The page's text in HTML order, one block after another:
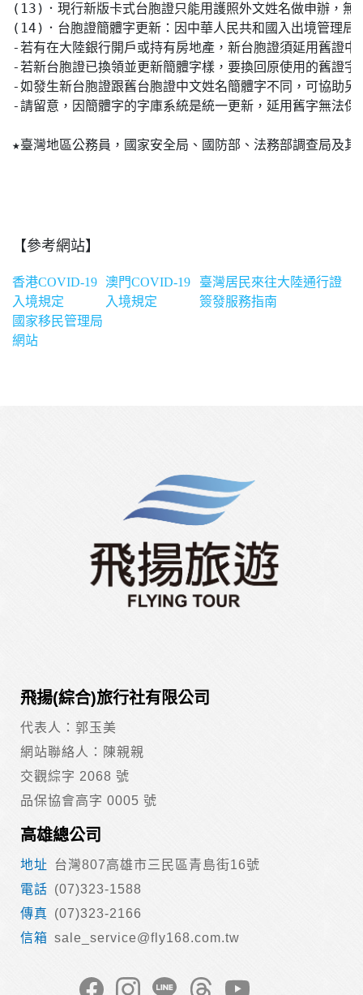
(13)．現行新版卡式台胞證只能用護照外文姓名做申辦，無
(14)．台胞證簡體字更新：因中華人民共和國入出境管理
-若有在大陸銀行開戶或持有房地產，新台胞證須延用舊證
-若新台胞證已換領並更新簡體字樣，要換回原使用的舊證
-如發生新台胞證跟舊台胞證中文姓名簡體字不同，可協助
-請留意，因簡體字的字庫系統是統一更新，延用舊字無法
★臺灣地區公務員，國家安全局、國防部、法務部調查局及
【參考網站】
香港COVID-19
入境規定
澳門COVID-19
入境規定
臺灣居民來往大陸通行證
簽發服務指南
國家移民管理局
網站
飛揚(綜合)旅行社有限公司
代表人：郭玉美
網站聯絡人：陳親親
交觀綜字 2068 號
品保協會高字 0005 號
高雄總公司
台灣807高雄市三民區青島街16號
(07)323-1588
(07)323-2166
sale_service@fly168.com.tw